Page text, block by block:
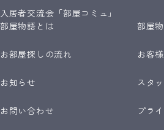
入居者交流会「部屋コミュ」
部屋物語とは
部屋
お部屋探しの流れ お客
お知らせ スタ
お問い合わせ プラ